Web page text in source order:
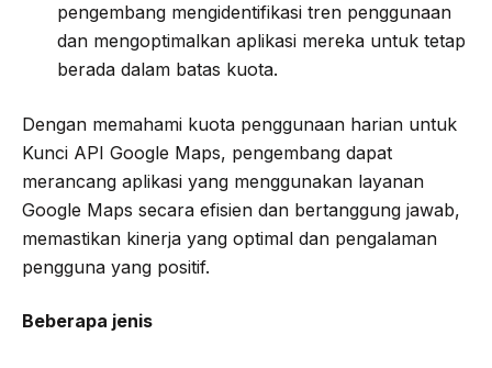
pengembang mengidentifikasi tren penggunaan
dan mengoptimalkan aplikasi mereka untuk tetap
berada dalam batas kuota.
Dengan memahami kuota penggunaan harian untuk
Kunci API Google Maps, pengembang dapat
merancang aplikasi yang menggunakan layanan
Google Maps secara efisien dan bertanggung jawab,
memastikan kinerja yang optimal dan pengalaman
pengguna yang positif.
Beberapa jenis